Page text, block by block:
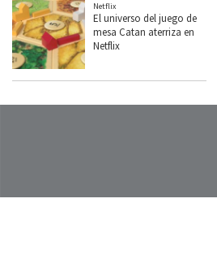
Netflix
El universo del juego de
mesa Catan aterriza en
Netflix